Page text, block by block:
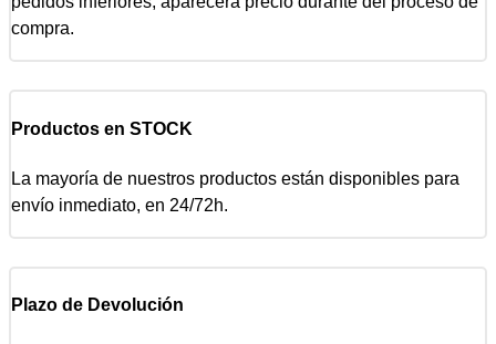
compra.
Productos en STOCK
La mayoría de nuestros productos están disponibles para
envío inmediato, en 24/72h.
Plazo de Devolución